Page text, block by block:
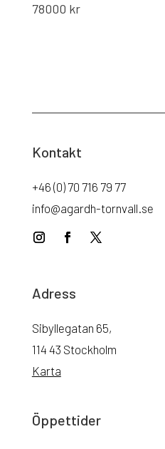
78000 kr
Kontakt
+46 (0) 70 716 79 77
info@agardh-tornvall.se
Adress
Sibyllegatan 65,
114 43 Stockholm
Karta
Öppettider